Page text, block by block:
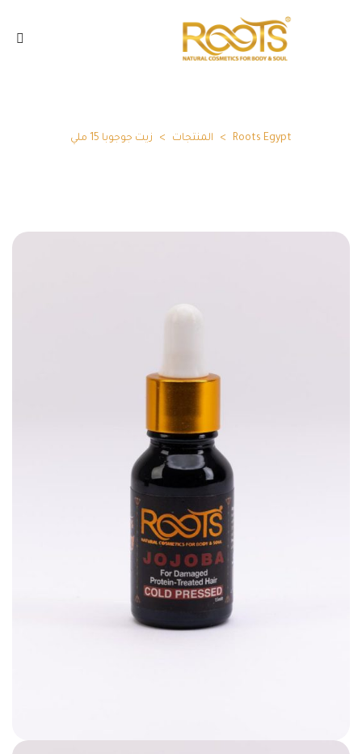
Roots Egypt
> المنتجات > زيت جوجوبا 15 ملي